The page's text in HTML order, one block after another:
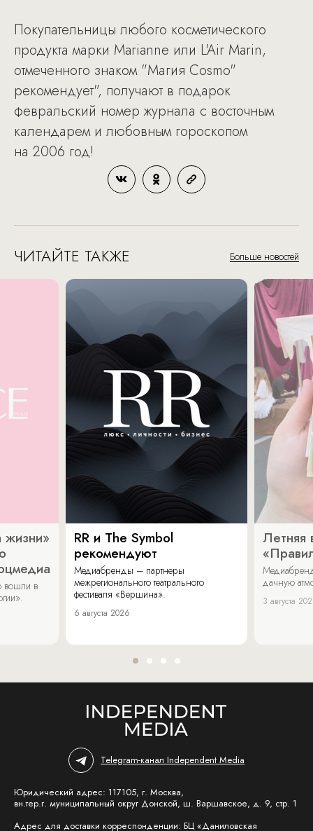
Покупательницы любого косметического
продукта марки Marianne или L'Air Marin,
отмеченного знаком "Магия Cosmo"
рекомендует", получают в подарок
февральский номер журнала с восточным
календарем и любовным гороскопом
на 2006 год!
ЧИТАЙТЕ ТАКЖЕ Больше новостей
жизни»
вошли в
RR и The Symbol
рекомендуют
Медиабренды – партнеры
межрегионального театрального
фестиваля «Вершина».
6 августа 2026
Летняя
дачную
3 августа
Telegram-канал Independent Media
Юридический адрес: 117105, г. Москва,
вн.тер.г. муниципальный округ Донской, ш. Варшавское, д. 9, стр. 1
Адрес для доставки корреспонденции: БЦ «Даниловская